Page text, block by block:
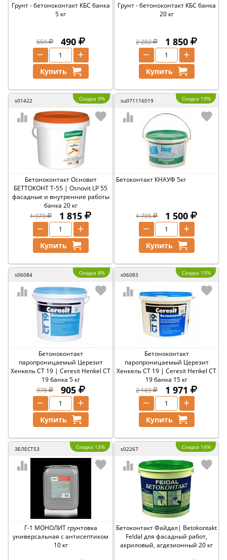
Грунт - бетоноконтакт КБС банка
5 кг
559 490
+
−
Купить
Грунт - бетоноконтакт КБС банка
20 кг
2 202 1 850
+
−
Купить
s01422 Скидка 9%
Бетоноконтакт Основит
БЕТТОКОНТ T-55 | Osnovit LP 55
фасадные и внутренние работы
банка 20 кг
1 979
1 815
+
−
Купить
su071116019 Скидка 19%
Бетоконтакт КНАУФ 5кг
1 785 1 500
+
−
Купить
s06084 Скидка 8%
Бетоноконтакт
паропроницаемый Церезит
Хенкель СТ 19 | Ceresit Henkel CT
19 банка 5 кг
978
905
+
−
Купить
s06083 Скидка 10%
Бетоноконтакт
паропроницаемый Церезит
Хенкель СТ 19 | Ceresit Henkel CT
19 банка 15 кг
2 169
1 971
+
−
Купить
ЗЕЛЕСТ53 Скидка 13%
Г-1 МОНОЛИТ грунтовка
универсальная с антисептиком
10 кг
s02267 Скидка 14%
Бетоконтакт Файдал| Betokontakt
Feldal для фасадный работ,
акриловый, агдезионный 20 кг